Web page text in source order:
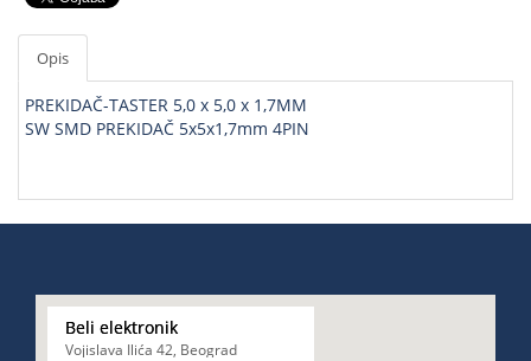
Opis
PREKIDAČ-TASTER 5,0 x 5,0 x 1,7MM
SW SMD PREKIDAČ 5x5x1,7mm 4PIN
Beli elektronik
Vojislava Ilića 42, Beograd